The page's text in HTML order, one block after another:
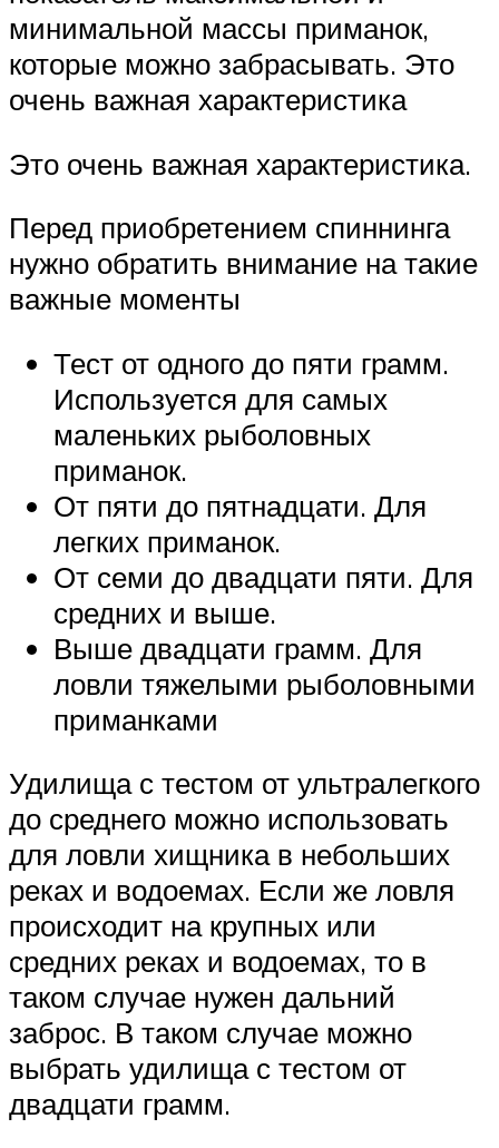
минимальной массы приманок,
которые можно забрасывать. Это
очень важная характеристика
Это очень важная характеристика.
Перед приобретением спиннинга
нужно обратить внимание на такие
важные моменты
Тест от одного до пяти грамм.
Используется для самых
маленьких рыболовных
приманок.
От пяти до пятнадцати. Для
легких приманок.
От семи до двадцати пяти. Для
средних и выше.
Выше двадцати грамм. Для
ловли тяжелыми рыболовными
приманками
Удилища с тестом от ультралегкого
до среднего можно использовать
для ловли хищника в небольших
реках и водоемах. Если же ловля
происходит на крупных или
средних реках и водоемах, то в
таком случае нужен дальний
заброс. В таком случае можно
выбрать удилища с тестом от
двадцати грамм.